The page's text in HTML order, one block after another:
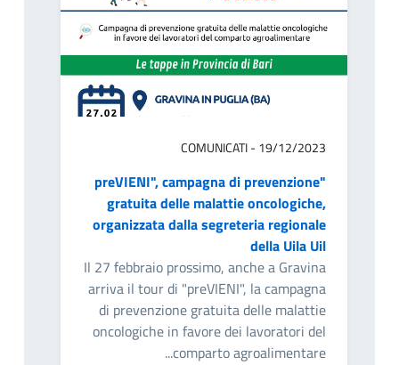
COMUNICATI - 19/12/2023
"preVIENI", campagna di prevenzione
gratuita delle malattie oncologiche,
organizzata dalla segreteria regionale
della Uila Uil
Il 27 febbraio prossimo, anche a Gravina
arriva il tour di "preVIENI", la campagna
di prevenzione gratuita delle malattie
oncologiche in favore dei lavoratori del
comparto agroalimentare...